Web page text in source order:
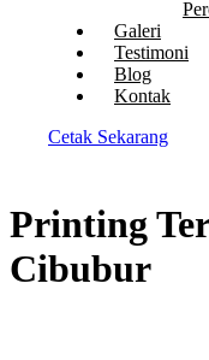
Galeri
Testimoni
Blog
Kontak
Cetak Sekarang
Printing
Cibubur